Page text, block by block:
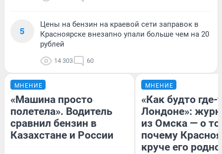
5
Цены на бензин на краевой сети заправок в
Красноярске внезапно упали больше чем на 20
рублей
14 303 60
МНЕНИЕ
«Машина просто
полетела». Водитель
сравнил бензин в
Казахстане и России
МНЕНИЕ
«Как будто где-
Лондоне»:
из Омска — о
почему
круче его